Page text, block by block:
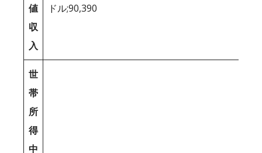
値
収
入
ドル;90,390
世
帯
所
得
中